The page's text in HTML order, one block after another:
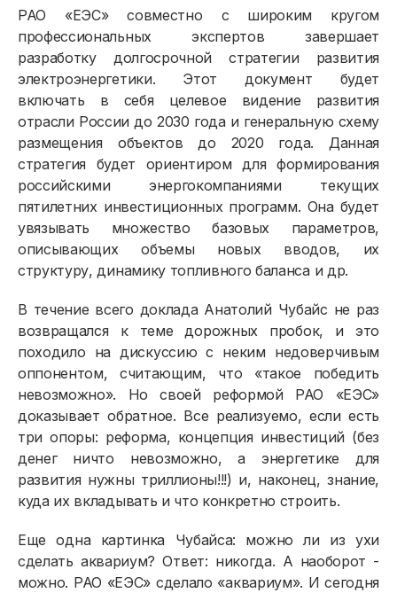
РАО «ЕЭС» совместно с широким кругом
профессиональных экспертов завершает
разработку долгосрочной стратегии развития
электроэнергетики. Этот документ будет
включать в себя целевое видение развития
отрасли России до 2030 года и генеральную схему
размещения объектов до 2020 года. Данная
стратегия будет ориентиром для формирования
российскими энергокомпаниями текущих
пятилетних инвестиционных программ. Она будет
увязывать множество базовых параметров,
описывающих объемы новых вводов, их
структуру, динамику топливного баланса и др.
В течение всего доклада Анатолий Чубайс не раз
возвращался к теме дорожных пробок, и это
походило на дискуссию с неким недоверчивым
оппонентом, считающим, что «такое победить
невозможно». Но своей реформой РАО «ЕЭС»
доказывает обратное. Все реализуемо, если есть
три опоры: реформа, концепция инвестиций (без
денег ничто невозможно, а энергетике для
развития нужны триллионы!!!) и, наконец, знание,
куда их вкладывать и что конкретно строить.
Еще одна картинка Чубайса: можно ли из ухи
сделать аквариум? Ответ: никогда. А наоборот -
можно. РАО «ЕЭС» сделало «аквариум». И сегодня